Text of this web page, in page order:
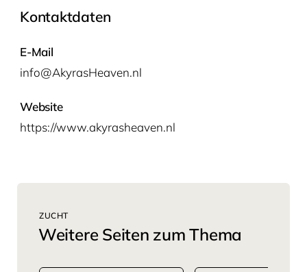
Kontaktdaten
E-Mail
info@AkyrasHeaven.nl
Website
https://www.akyrasheaven.nl
ZUCHT
Weitere Seiten zum Thema